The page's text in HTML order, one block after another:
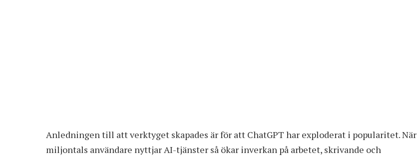
Anledningen till att verktyget skapades är för att ChatGPT har exploderat i popularitet. När
miljontals användare nyttjar AI-tjänster så ökar inverkan på arbetet, skrivande och